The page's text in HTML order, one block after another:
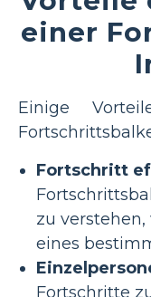
einer
Einige
Fortschritt
zu
eines
Fortschritte